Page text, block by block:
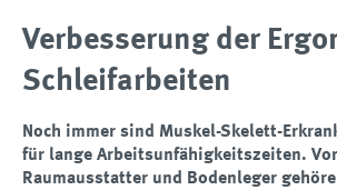
Verbesserung der
Schleifarbeiten
Noch immer sind Muskel-Skelett-
für lange Arbeitsunfähigkeitszeiten.
Raumausstatter und Bodenleger